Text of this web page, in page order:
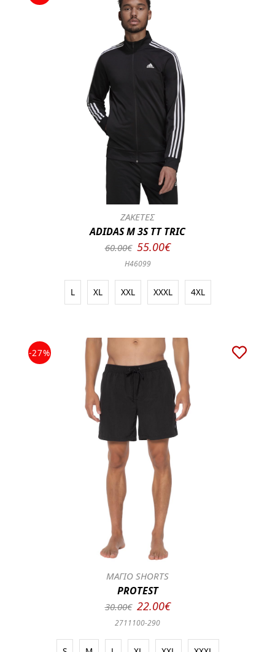
ΖΑΚΕΤΕΣ
ADIDAS M 3S TT TRIC
60.00€ 55.00€
H46099
L XL XXL XXXL 4XL
-27%
ΜΑΓΙΟ SHORTS
PROTEST
30.00€ 22.00€
2711100-290